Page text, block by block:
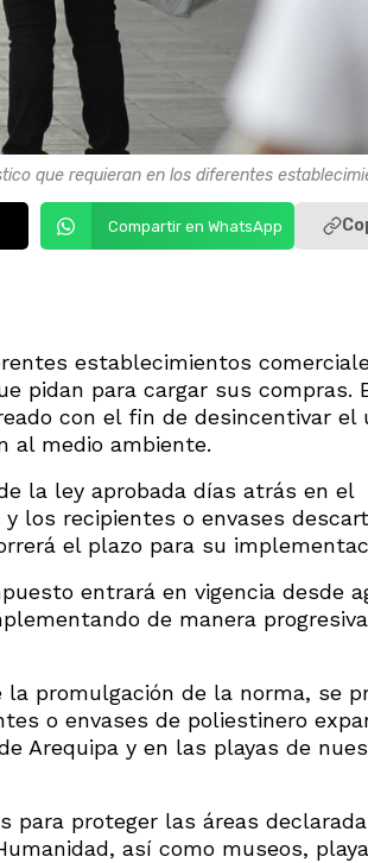
que requieran en los diferentes
Compartir en WhatsApp
establecimientos
pidan para cargar sus compras.
con el fin de desincentivar el
al medio ambiente.
la ley aprobada días atrás en el
los recipientes o envases
el plazo para su
entrará en vigencia desde
de manera
promulgación de la norma, se
o envases de poliestinero
Arequipa y en las playas de
para proteger las áreas
así como museos,